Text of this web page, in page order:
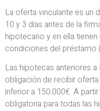
La oferta vinculante es un
10 y 3 días antes de la
hipotecario y en ella
condiciones del préstamo
Las hipotecas anteriores
obligación de recibir
inferior a 150.000€. A
obligatoria para todas las